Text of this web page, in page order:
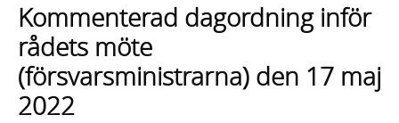
lista
med
sökförslag
Kommenterad dagordning inför
rådets möte
(försvarsministrarna) den 17 maj
2022